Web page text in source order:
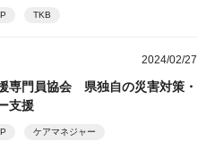
TKB
2024/02/27
専門員協会 県独自の災害対策・
支援
ケアマネジャー